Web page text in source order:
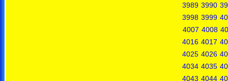
3989 3990
3998 3999
4007 4008
4016 4017
4025 4026
4034 4035
4043 4044